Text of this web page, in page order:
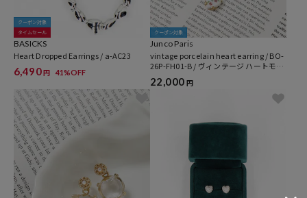
クーポン対象
タイムセール
BASICKS
Heart Dropped Earrings / a-AC23
6,490円 41%OFF
クーポン対象
Junco Paris
vintage porcelain heart earring / BO-
26P-FH01-B / ヴィンテージ ハートモチ
ーフ チェーンピアス
22,000 円